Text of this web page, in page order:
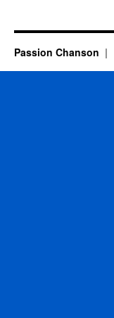
Passion Chanson